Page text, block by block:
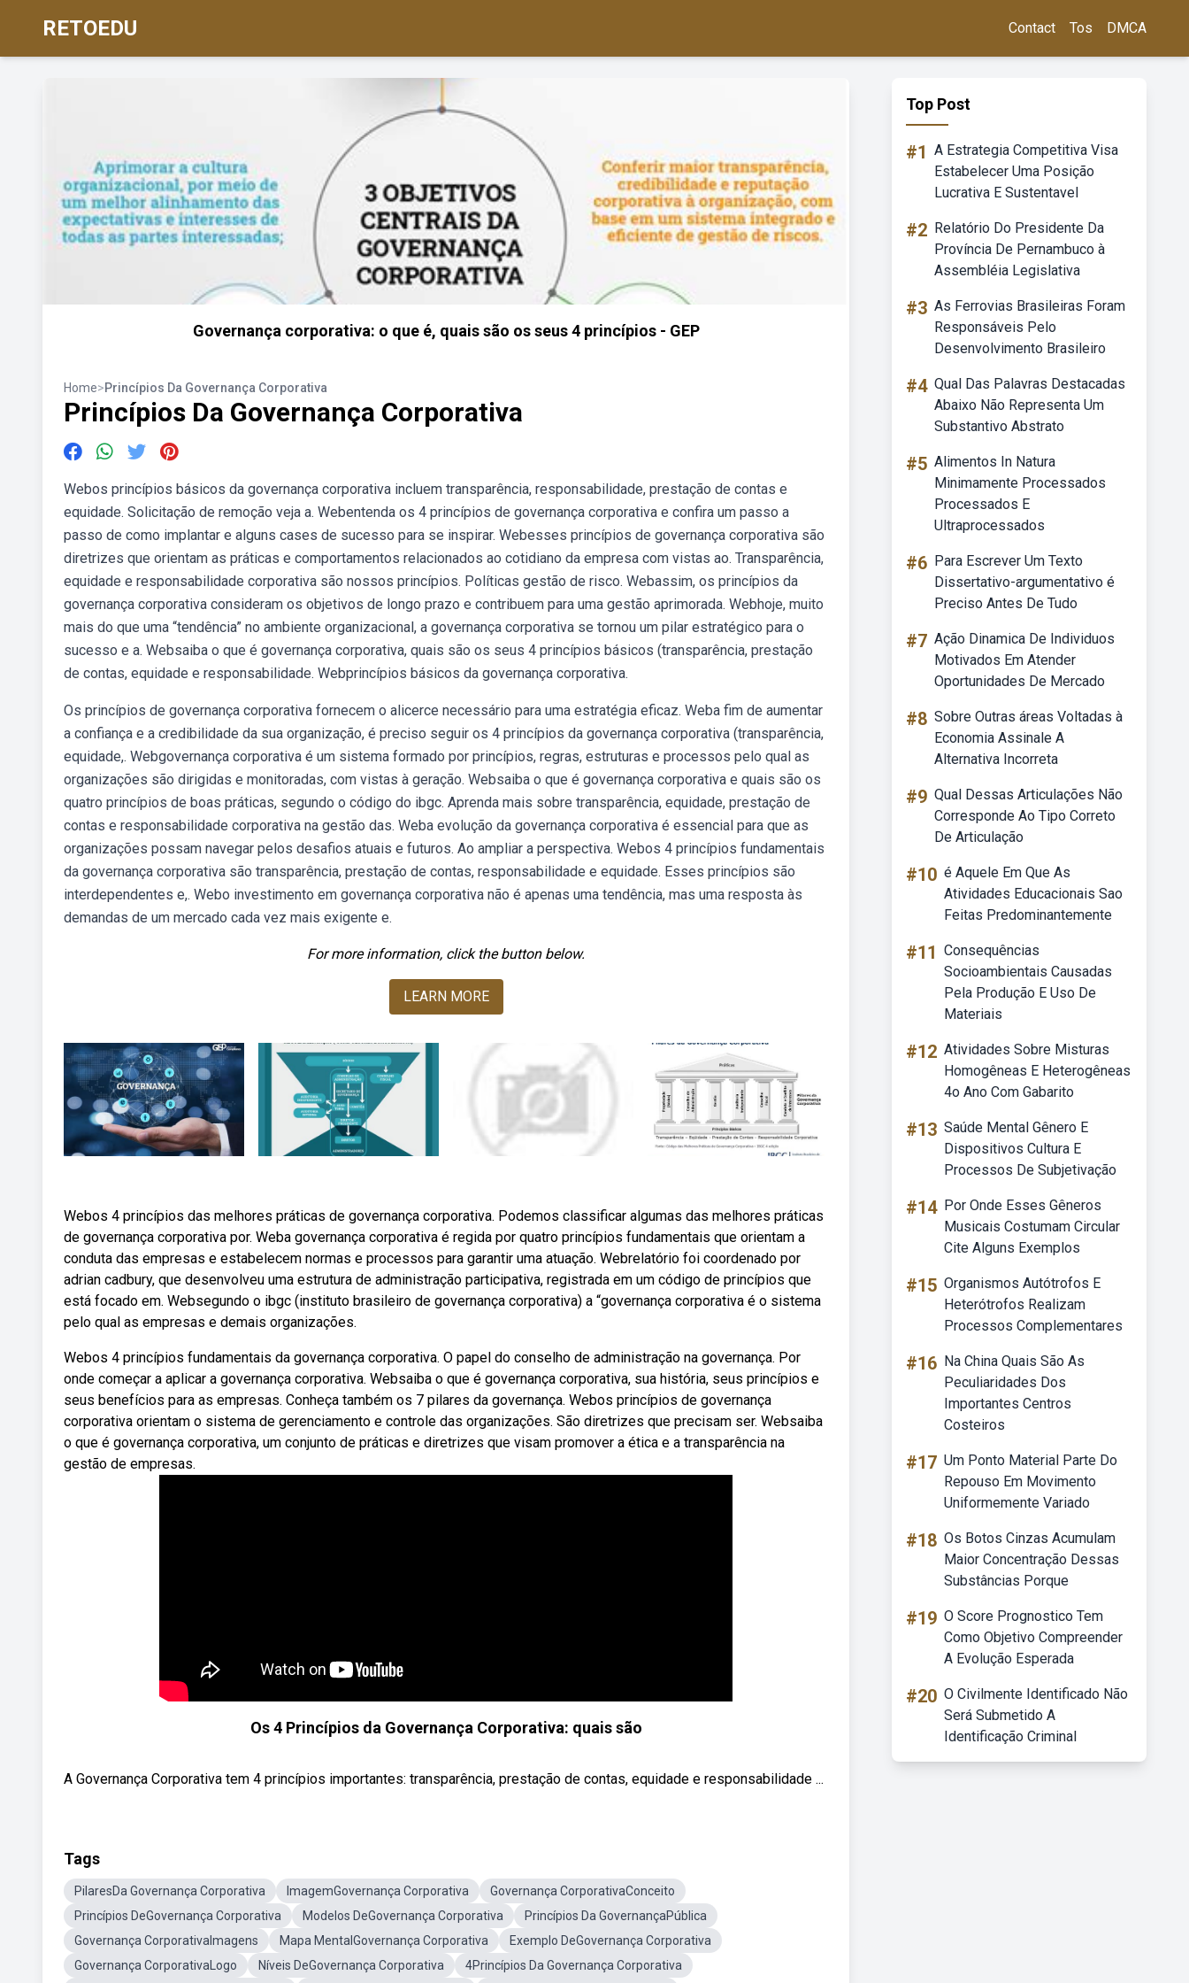
RETOEDU Contact Tos DMCA
Governança corporativa: o que é, quais são os seus 4 princípios - GEP
Home>Princípios Da Governança Corporativa
Princípios Da Governança Corporativa
Webos princípios básicos da governança corporativa incluem transparência, responsabilidade, prestação de contas e
equidade. Solicitação de remoção veja a. Webentenda os 4 princípios de governança corporativa e confira um passo a
passo de como implantar e alguns cases de sucesso para se inspirar. Webesses princípios de governança corporativa são
diretrizes que orientam as práticas e comportamentos relacionados ao cotidiano da empresa com vistas ao. Transparência,
equidade e responsabilidade corporativa são nossos princípios. Políticas gestão de risco. Webassim, os princípios da
governança corporativa consideram os objetivos de longo prazo e contribuem para uma gestão aprimorada. Webhoje, muito
mais do que uma “tendência” no ambiente organizacional, a governança corporativa se tornou um pilar estratégico para o
sucesso e a. Websaiba o que é governança corporativa, quais são os seus 4 princípios básicos (transparência, prestação
de contas, equidade e responsabilidade. Webprincípios básicos da governança corporativa.
Os princípios de governança corporativa fornecem o alicerce necessário para uma estratégia eficaz. Weba fim de aumentar
a confiança e a credibilidade da sua organização, é preciso seguir os 4 princípios da governança corporativa (transparência,
equidade,. Webgovernança corporativa é um sistema formado por princípios, regras, estruturas e processos pelo qual as
organizações são dirigidas e monitoradas, com vistas à geração. Websaiba o que é governança corporativa e quais são os
quatro princípios de boas práticas, segundo o código do ibgc. Aprenda mais sobre transparência, equidade, prestação de
contas e responsabilidade corporativa na gestão das. Weba evolução da governança corporativa é essencial para que as
organizações possam navegar pelos desafios atuais e futuros. Ao ampliar a perspectiva. Webos 4 princípios fundamentais
da governança corporativa são transparência, prestação de contas, responsabilidade e equidade. Esses princípios são
interdependentes e,. Webo investimento em governança corporativa não é apenas uma tendência, mas uma resposta às
demandas de um mercado cada vez mais exigente e.
For more information, click the button below.
LEARN MORE
Webos 4 princípios das melhores práticas de governança corporativa. Podemos classificar algumas das melhores práticas
de governança corporativa por. Weba governança corporativa é regida por quatro princípios fundamentais que orientam a
conduta das empresas e estabelecem normas e processos para garantir uma atuação. Webrelatório foi coordenado por
adrian cadbury, que desenvolveu uma estrutura de administração participativa, registrada em um código de princípios que
está focado em. Websegundo o ibgc (instituto brasileiro de governança corporativa) a “governança corporativa é o sistema
pelo qual as empresas e demais organizações.
Webos 4 princípios fundamentais da governança corporativa. O papel do conselho de administração na governança. Por
onde começar a aplicar a governança corporativa. Websaiba o que é governança corporativa, sua história, seus princípios e
seus benefícios para as empresas. Conheça também os 7 pilares da governança. Webos princípios de governança
corporativa orientam o sistema de gerenciamento e controle das organizações. São diretrizes que precisam ser. Websaiba
o que é governança corporativa, um conjunto de práticas e diretrizes que visam promover a ética e a transparência na
gestão de empresas.
Os 4 Princípios da Governança Corporativa: quais são
A Governança Corporativa tem 4 princípios importantes: transparência, prestação de contas, equidade e responsabilidade ...
Tags
PilaresDa Governança Corporativa ImagemGovernança Corporativa
Governança CorporativaConceito
Princípios DeGovernança Corporativa
Modelos DeGovernança Corporativa
Princípios Da GovernançaPública
Governança CorporativaImagens
Mapa MentalGovernança Corporativa
Exemplo DeGovernança Corporativa
Governança CorporativaLogo
Níveis DeGovernança Corporativa 4Princípios Da Governança Corporativa
Top Post
#1 A Estrategia Competitiva Visa
Estabelecer Uma Posição
Lucrativa E Sustentavel
#2 Relatório Do Presidente Da
Província De Pernambuco à
Assembléia Legislativa
#3 As Ferrovias Brasileiras Foram
Responsáveis Pelo
Desenvolvimento Brasileiro
#4 Qual Das Palavras Destacadas
Abaixo Não Representa Um
Substantivo Abstrato
#5 Alimentos In Natura
Minimamente Processados
Processados E
Ultraprocessados
#6 Para Escrever Um Texto
Dissertativo-argumentativo é
Preciso Antes De Tudo
#7 Ação Dinamica De Individuos
Motivados Em Atender
Oportunidades De Mercado
#8 Sobre Outras áreas Voltadas à
Economia Assinale A
Alternativa Incorreta
#9 Qual Dessas Articulações Não
Corresponde Ao Tipo Correto
De Articulação
#10 é Aquele Em Que As
Atividades Educacionais Sao
Feitas Predominantemente
#11 Consequências
Socioambientais Causadas
Pela Produção E Uso De
Materiais
#12 Atividades Sobre Misturas
Homogêneas E Heterogêneas
4o Ano Com Gabarito
#13 Saúde Mental Gênero E
Dispositivos Cultura E
Processos De Subjetivação
#14 Por Onde Esses Gêneros
Musicais Costumam Circular
Cite Alguns Exemplos
#15 Organismos Autótrofos E
Heterótrofos Realizam
Processos Complementares
#16 Na China Quais São As
Peculiaridades Dos
Importantes Centros
Costeiros
#17 Um Ponto Material Parte Do
Repouso Em Movimento
Uniformemente Variado
#18 Os Botos Cinzas Acumulam
Maior Concentração Dessas
Substâncias Porque
#19 O Score Prognostico Tem
Como Objetivo Compreender
A Evolução Esperada
#20 O Civilmente Identificado Não
Será Submetido A
Identificação Criminal